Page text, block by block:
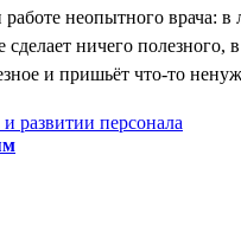
неопытного врача: в
сделает ничего
и пришьёт что-то
развитии персонала